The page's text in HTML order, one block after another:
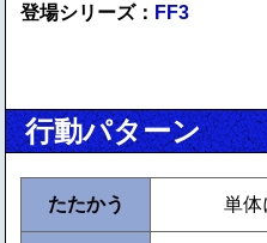
登場シリーズ： FF3
行動パターン
たたかう 単体